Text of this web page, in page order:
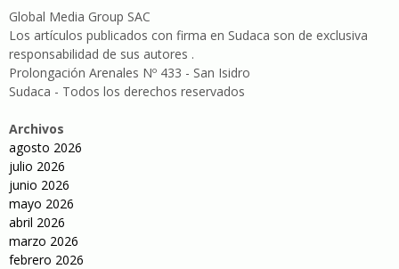
Global Media Group SAC
Los artículos publicados con firma en Sudaca son de exclusiva
responsabilidad de sus autores .
Prolongación Arenales Nº 433 - San Isidro
Sudaca - Todos los derechos reservados
Archivos
agosto 2026
julio 2026
junio 2026
mayo 2026
abril 2026
marzo 2026
febrero 2026